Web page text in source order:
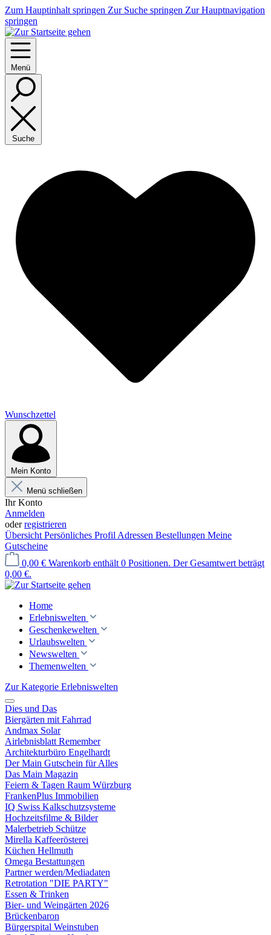
Zum Hauptinhalt springen Zur Suche springen Zur Hauptnavigation
springen
Menü
Suche
Wunschzettel
Mein Konto
Menü schließen
Ihr Konto
Anmelden
oderregistrieren
Übersicht Persönliches Profil Adressen Bestellungen Meine
Gutscheine
0,00 € Warenkorb enthält 0 Positionen. Der Gesamtwert beträgt
0,00 €.
Home
Erlebniswelten
Geschenkewelten
Urlaubswelten
Newswelten
Themenwelten
Zur Kategorie Erlebniswelten
Dies und Das
Biergärten mit Fahrrad
Andmax Solar
Airlebnisblatt Remember
Architekturbüro Engelhardt
Der Main Gutschein für Alles
Das Main Magazin
Feiern & Tagen Raum Würzburg
FrankenPlus Immobilien
IQ Swiss Kalkschutzsysteme
Hochzeitsfilme & Bilder
Malerbetrieb Schütze
Mirella Kaffeerösterei
Küchen Hellmuth
Omega Bestattungen
Partner werden/Mediadaten
Retrotation "DIE PARTY"
Essen & Trinken
Bier- und Weingärten 2026
Brückenbaron
Bürgerspital Weinstuben